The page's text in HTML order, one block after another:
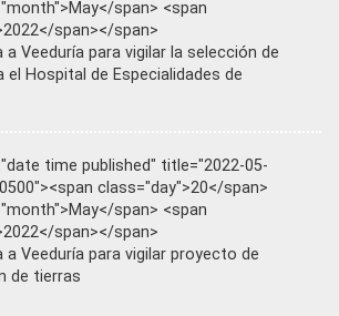
span> <span
span></span>
Veeduría para vigilar la selección de
el Hospital de Especialidades de
time published" title="2022-05-
class="day">20</span>
span> <span
span></span>
a Veeduría para vigilar proyecto de
de tierras